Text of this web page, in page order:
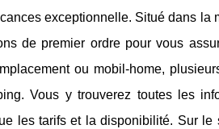
exceptionnelle. Situé dans
de premier ordre pour vous
ou mobil-home,
Vous y trouverez toutes les
les tarifs et la disponibilité. Sur